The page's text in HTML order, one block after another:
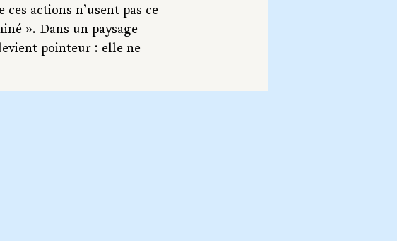
actions n’usent pas ce
». Dans un paysage
pointeur : elle ne